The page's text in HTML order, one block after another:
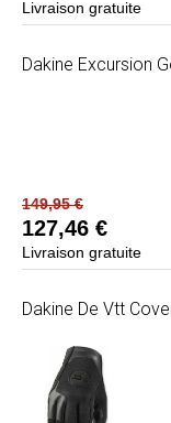
Livraison gratuite
Dakine Excursion
149,95 €
127,46 €
Livraison gratuite
Dakine De Vtt